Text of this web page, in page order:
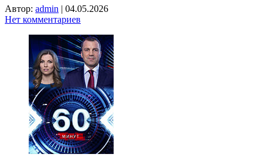
Автор: admin | 04.05.2026
Нет комментариев